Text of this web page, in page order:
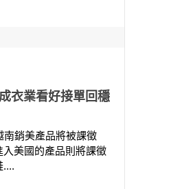
衣業看好接單回穩
銷美產品將被課徵
美國的產品則將課徵
....